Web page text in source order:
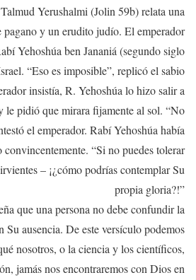
Yerushalmi (Jolin 59b) relata una
pagano y un erudito judío. El emperador
Yehoshúa ben Jananiá (segundo siglo
“Eso es imposible”, replicó el sabio
insistía, R. Yehoshúa lo hizo salir a
le pidió que mirara fijamente al sol. “No
el emperador. Rabí Yehoshúa había
convincentemente. “Si no puedes tolerar
– ¡¿cómo podrías contemplar Su
propia gloria?!”
que una persona no debe confundir la
ausencia. De este versículo podemos
nosotros, o la ciencia y los científicos,
jamás nos encontraremos con Dios en